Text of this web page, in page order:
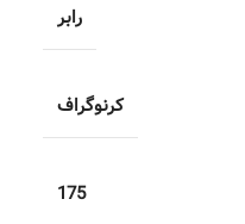
رابر
کرنوگراف
175